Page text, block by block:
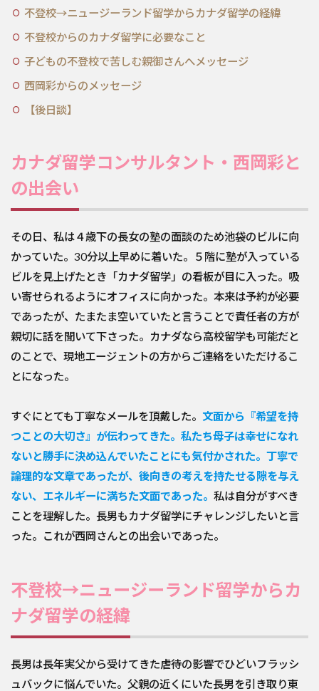
不登校→ニュージーランド留学からカナダ留学の経緯
不登校からのカナダ留学に必要なこと
子どもの不登校で苦しむ親御さんへメッセージ
西岡彩からのメッセージ
【後日談】
カナダ留学コンサルタント・西岡彩と
の出会い
その日、私は４歳下の長女の塾の面談のため池袋のビルに向
かっていた。30分以上早めに着いた。５階に塾が入っている
ビルを見上げたとき「カナダ留学」の看板が目に入った。吸
い寄せられるようにオフィスに向かった。本来は予約が必要
であったが、たまたま空いていたと言うことで責任者の方が
親切に話を聞いて下さった。カナダなら高校留学も可能だと
のことで、現地エージェントの方からご連絡をいただけるこ
とになった。
すぐにとても丁寧なメールを頂戴した。 文面から『希望を持
つことの大切さ』が伝わってきた。私たち母子は幸せになれ
ないと勝手に決め込んでいたことにも気付かされた。丁寧で
論理的な文章であったが、後向きの考えを持たせる隙を与え
ない、エネルギーに満ちた文面であった。 私は自分がすべき
ことを理解した。長男もカナダ留学にチャレンジしたいと言
った。これが西岡さんとの出会いであった。
不登校→ニュージーランド留学からカ
ナダ留学の経緯
長男は長年実父から受けてきた虐待の影響でひどいフラッシ
ュバックに悩んでいた。父親の近くにいた長男を引き取り東